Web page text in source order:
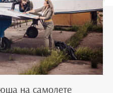
на самолете